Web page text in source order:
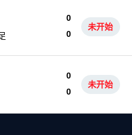
0
0
未开始
0
0
未开始